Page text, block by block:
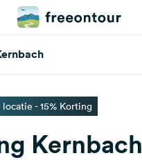
- 15% Korting
Kernbach